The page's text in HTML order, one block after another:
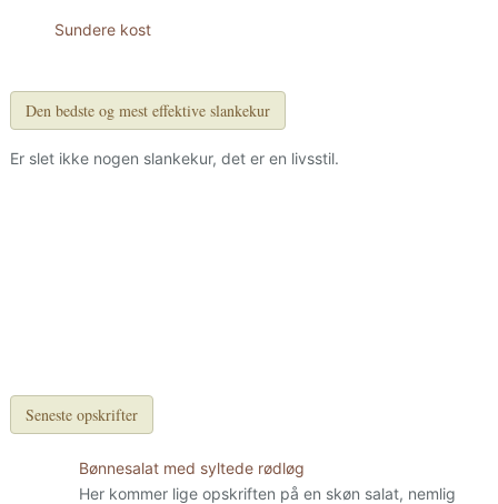
Sundere kost
Den bedste og mest effektive slankekur
Er slet ikke nogen slankekur, det er en livsstil.
Seneste opskrifter
Bønnesalat med syltede rødløg
Her kommer lige opskriften på en skøn salat, nemlig